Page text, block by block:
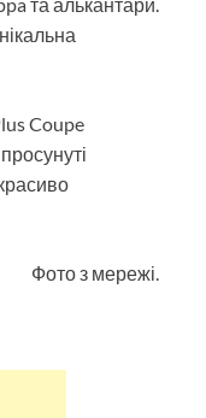
та алькантари.
Coupe
Фото з мережі.